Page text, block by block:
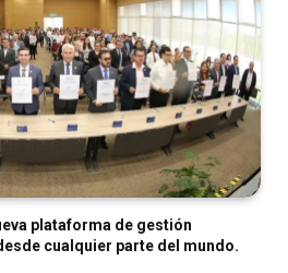
plataforma de gestión
cualquier parte del mundo.